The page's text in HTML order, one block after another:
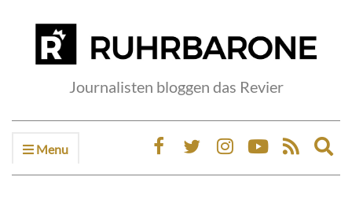
Journalisten bloggen das Revier
Menu